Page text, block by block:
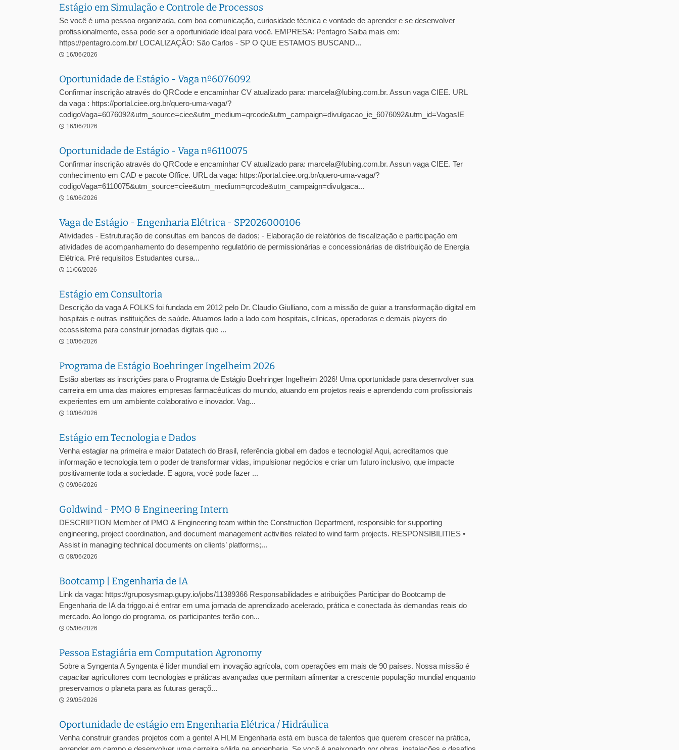
Estágio em Simulação e Controle de Processos
Se você é uma pessoa organizada, com boa comunicação, curiosidade técnica e vontade de aprender e se desenvolver
profissionalmente, essa pode ser a oportunidade ideal para você. EMPRESA: Pentagro Saiba mais em:
https://pentagro.com.br/ LOCALIZAÇÃO: São Carlos - SP O QUE ESTAMOS BUSCAND...
16/06/2026
Oportunidade de Estágio - Vaga nº6076092
Confirmar inscrição através do QRCode e encaminhar CV atualizado para: marcela@lubing.com.br. Assun vaga CIEE. URL
da vaga : https://portal.ciee.org.br/quero-uma-vaga/?
codigoVaga=6076092&utm_source=ciee&utm_medium=qrcode&utm_campaign=divulgacao_ie_6076092&utm_id=VagasIE
16/06/2026
Oportunidade de Estágio - Vaga nº6110075
Confirmar inscrição através do QRCode e encaminhar CV atualizado para: marcela@lubing.com.br. Assun vaga CIEE. Ter
conhecimento em CAD e pacote Office. URL da vaga: https://portal.ciee.org.br/quero-uma-vaga/?
codigoVaga=6110075&utm_source=ciee&utm_medium=qrcode&utm_campaign=divulgaca...
16/06/2026
Vaga de Estágio - Engenharia Elétrica - SP2026000106
Atividades - Estruturação de consultas em bancos de dados; - Elaboração de relatórios de fiscalização e participação em
atividades de acompanhamento do desempenho regulatório de permissionárias e concessionárias de distribuição de Energia
Elétrica. Pré requisitos Estudantes cursa...
11/06/2026
Estágio em Consultoria
Descrição da vaga A FOLKS foi fundada em 2012 pelo Dr. Claudio Giulliano, com a missão de guiar a transformação digital em
hospitais e outras instituições de saúde. Atuamos lado a lado com hospitais, clínicas, operadoras e demais players do
ecossistema para construir jornadas digitais que ...
10/06/2026
Programa de Estágio Boehringer Ingelheim 2026
Estão abertas as inscrições para o Programa de Estágio Boehringer Ingelheim 2026! Uma oportunidade para desenvolver sua
carreira em uma das maiores empresas farmacêuticas do mundo, atuando em projetos reais e aprendendo com profissionais
experientes em um ambiente colaborativo e inovador. Vag...
10/06/2026
Estágio em Tecnologia e Dados
Venha estagiar na primeira e maior Datatech do Brasil, referência global em dados e tecnologia! Aqui, acreditamos que
informação e tecnologia tem o poder de transformar vidas, impulsionar negócios e criar um futuro inclusivo, que impacte
positivamente toda a sociedade. E agora, você pode fazer ...
09/06/2026
Goldwind - PMO & Engineering Intern
DESCRIPTION Member of PMO & Engineering team within the Construction Department, responsible for supporting
engineering, project coordination, and document management activities related to wind farm projects. RESPONSIBILITIES •
Assist in managing technical documents on clients’ platforms;...
08/06/2026
Bootcamp | Engenharia de IA
Link da vaga: https://gruposysmap.gupy.io/jobs/11389366 Responsabilidades e atribuições Participar do Bootcamp de
Engenharia de IA da triggo.ai é entrar em uma jornada de aprendizado acelerado, prática e conectada às demandas reais do
mercado. Ao longo do programa, os participantes terão con...
05/06/2026
Pessoa Estagiária em Computation Agronomy
Sobre a Syngenta A Syngenta é líder mundial em inovação agrícola, com operações em mais de 90 países. Nossa missão é
capacitar agricultores com tecnologias e práticas avançadas que permitam alimentar a crescente população mundial enquanto
preservamos o planeta para as futuras geraçõ...
29/05/2026
Oportunidade de estágio em Engenharia Elétrica / Hidráulica
Venha construir grandes projetos com a gente! A HLM Engenharia está em busca de talentos que querem crescer na prática,